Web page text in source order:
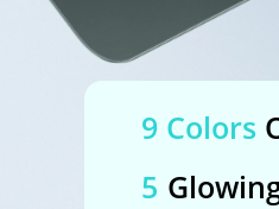
9 Colors
5